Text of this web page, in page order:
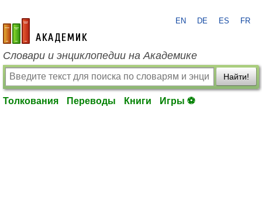
academic.ru
EN DE ES FR
Словари и энциклопедии на Академике
Найти!
Толкования Переводы Книги Игры ⚽